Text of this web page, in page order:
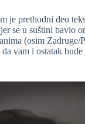
je prethodni deo
se u suštini bavio
(osim Zadruge/
vam i ostatak bude